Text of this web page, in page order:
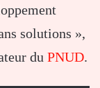
solutions »,
du PNUD.